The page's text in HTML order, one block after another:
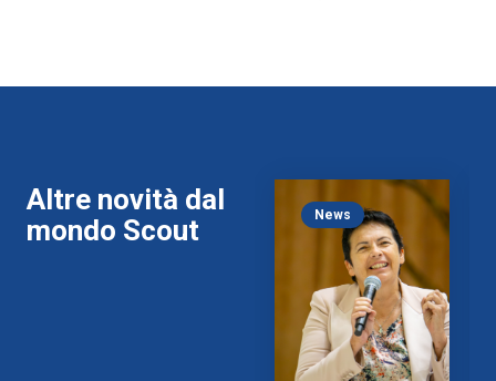
Altre novità dal
mondo Scout
News